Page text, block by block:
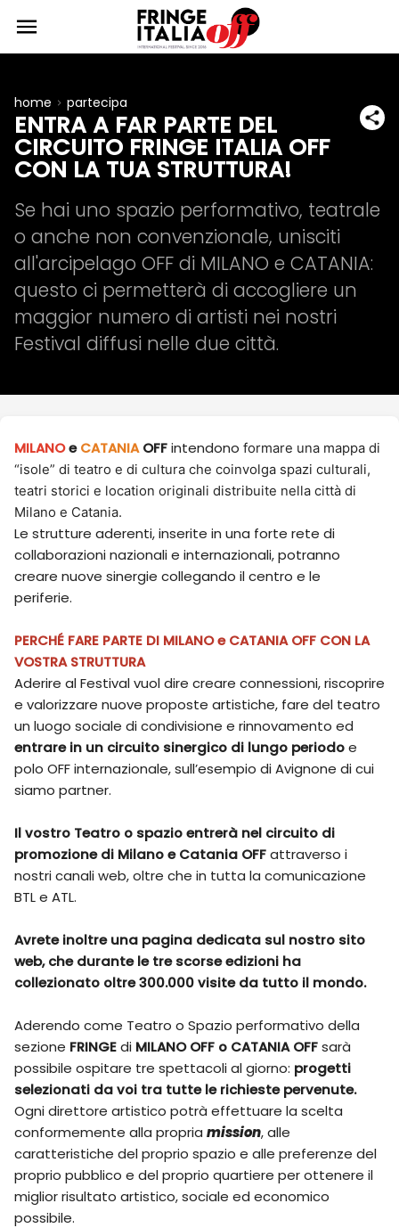
home partecipa
ENTRA A FAR PARTE DEL
CIRCUITO FRINGE ITALIA OFF
CON LA TUA STRUTTURA!
Se hai uno spazio performativo, teatrale
o anche non convenzionale, unisciti
all'arcipelago OFF di MILANO e CATANIA:
questo ci permetterà di accogliere un
maggior numero di artisti nei nostri
Festival diffusi nelle due città.
MILANOeCATANIAOFFintendono formare una mappa di
“isole” di teatro e di cultura che coinvolga spazi culturali,
teatri storici e location originali distribuite nella città di
Milano e Catania.
Le strutture aderenti, inserite in una forte rete di
collaborazioni nazionali e internazionali, potranno
creare nuove sinergie collegando il centro e le
periferie.
PERCHÉ FARE PARTE DI MILANO e CATANIA OFF CON LA
VOSTRA STRUTTURA
Aderire al Festival vuol dire creare connessioni, riscoprire
e valorizzare nuove proposte artistiche, fare del teatro
un luogo sociale di condivisione e rinnovamento ed
entrare in un circuito sinergico di lungo periodoe
polo OFF internazionale, sull’esempio di Avignone di cui
siamo partner.
Il vostro Teatro o spazio entrerà nel circuito di
promozione di Milano e Catania OFFattraverso i
nostri canali web, oltre che in tutta la comunicazione
BTL e ATL.
Avrete inoltre una pagina dedicata sul nostro sito
web, che durante le tre scorse edizioni ha
collezionato oltre 300.000 visite da tutto il mondo.
Aderendo come Teatro o Spazio performativo della
sezione FRINGEdi MILANO OFF o CATANIA OFFsarà
possibile ospitare tre spettacoli al giorno: progetti
selezionati da voi tra tutte le richieste pervenute.
Ogni direttore artistico potrà effettuare la scelta
conformemente alla propria mission, alle
caratteristiche del proprio spazio e alle preferenze del
proprio pubblico e del proprio quartiere per ottenere il
miglior risultato artistico, sociale ed economico
possibile.